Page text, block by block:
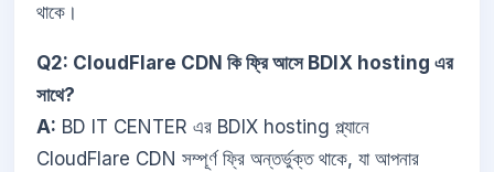
থাকে।
Q2: CloudFlare CDN কি ফ্রি আসে BDIX hosting এর
সাথে?
A: BD IT CENTER এর BDIX hosting প্ল্যানে
CloudFlare CDN সম্পূর্ণ ফ্রি অন্তর্ভুক্ত থাকে, যা আপনার